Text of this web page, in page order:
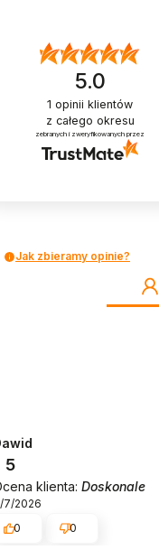
5.0
1 opinii klientów
z całego okresu
zebranych i zweryfikowanych przez
Jak zbieramy opinie?
5
klienta: Doskonale
7/2026
0
0